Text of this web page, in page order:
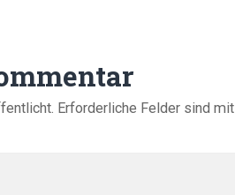
Erforderliche Felder sind